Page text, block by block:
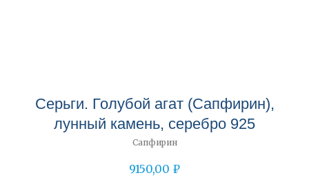
Серьги. Голубой агат (Сапфирин),
лунный камень, серебро 925
Сапфирин
9150,00 ₽